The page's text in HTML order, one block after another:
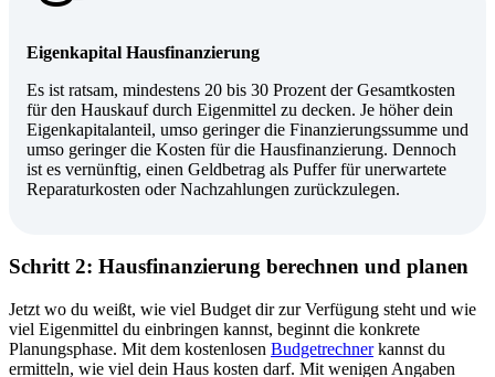
Eigenkapital Hausfinanzierung
Es ist ratsam, mindestens 20 bis 30 Prozent der Gesamtkosten
für den Hauskauf durch Eigenmittel zu decken. Je höher dein
Eigenkapitalanteil, umso geringer die Finanzierungssumme und
umso geringer die Kosten für die Hausfinanzierung. Dennoch
ist es vernünftig, einen Geldbetrag als Puffer für unerwartete
Reparaturkosten oder Nachzahlungen zurückzulegen.
Schritt 2: Hausfinanzierung berechnen und planen
Jetzt wo du weißt, wie viel Budget dir zur Verfügung steht und wie
viel Eigenmittel du einbringen kannst, beginnt die konkrete
Planungsphase. Mit dem kostenlosen Budgetrechnerkannst du
ermitteln, wie viel dein Haus kosten darf. Mit wenigen Angaben